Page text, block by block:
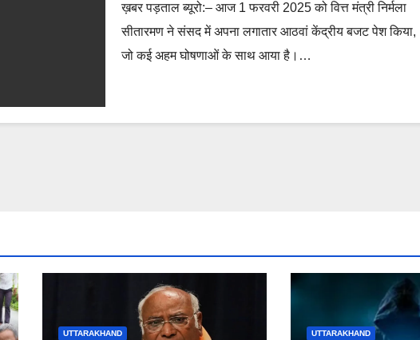
ख़बर पड़ताल ब्यूरो:– आज 1 फरवरी 2025 को वित्त मंत्री निर्मला
सीतारमण ने संसद में अपना लगातार आठवां केंद्रीय बजट पेश किया,
जो कई अहम घोषणाओं के साथ आया है।…
UTTARAKHAND UTTARAKHAND